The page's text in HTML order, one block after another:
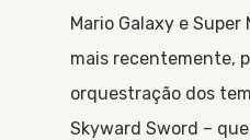
Mario Galaxy e Super
mais recentemente,
orquestração dos
Skyward Sword –